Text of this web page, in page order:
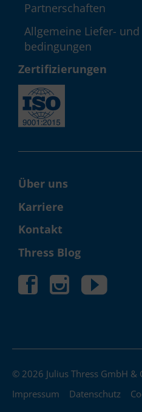
Partner­schaften
Allgemeine Liefer-
bedingungen
Zerti­fizie­rungen
Über uns
Karriere
Kontakt
Thress Blog
© 2026 Julius Thress GmbH &
Impressum
Datenschutz